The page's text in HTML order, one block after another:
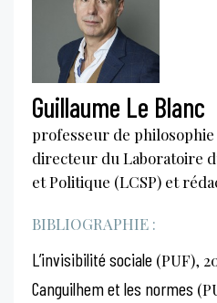
Guillaume Le Blanc
professeur de philosophie
directeur du Laboratoire
et Politique (LCSP) et
BIBLIOGRAPHIE :
L’invisibilité sociale (PUF),
Canguilhem et les normes